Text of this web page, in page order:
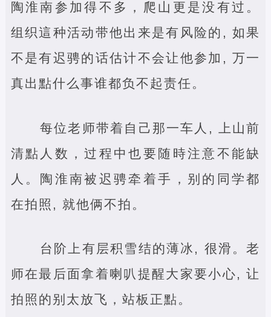
陶淮南参加得不多，爬山更是没有过。
组织這种活动带他出来是有风险的, 如果
不是有迟骋的话估计不会让他参加, 万一
真出點什么事谁都负不起责任。
每位老师带着自己那一车人, 上山前
清點人数，过程中也要随時注意不能缺
人。陶淮南被迟骋牵着手，别的同学都
在拍照, 就他俩不拍。
台阶上有层积雪结的薄冰, 很滑。老
师在最后面拿着喇叭提醒大家要小心, 让
拍照的别太放飞，站板正點。